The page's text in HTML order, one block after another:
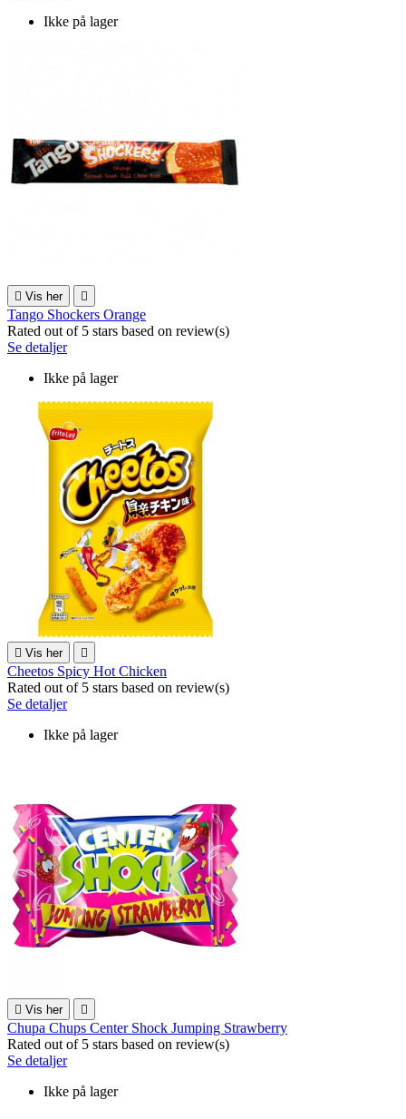
Ikke på lager
 Vis her 
Tango Shockers Orange
Rated out of 5 stars based on review(s)
Se detaljer
Ikke på lager
 Vis her 
Cheetos Spicy Hot Chicken
Rated out of 5 stars based on review(s)
Se detaljer
Ikke på lager
 Vis her 
Chupa Chups Center Shock Jumping Strawberry
Rated out of 5 stars based on review(s)
Se detaljer
Ikke på lager